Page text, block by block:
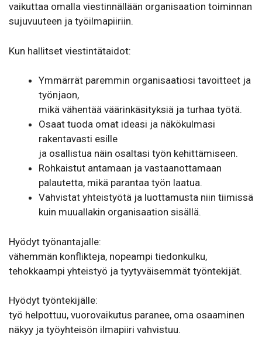
vaikuttaa omalla viestinnällään organisaation toiminnan
sujuvuuteen ja työilmapiiriin.
Kun hallitset viestintätaidot:
Ymmärrät paremmin organisaatiosi tavoitteet ja
työnjaon,
mikä vähentää väärinkäsityksiä ja turhaa työtä.
Osaat tuoda omat ideasi ja näkökulmasi
rakentavasti esille
ja osallistua näin osaltasi työn kehittämiseen.
Rohkaistut antamaan ja vastaanottamaan
palautetta, mikä parantaa työn laatua.
Vahvistat yhteistyötä ja luottamusta niin tiimissä
kuin muuallakin organisaation sisällä.
Hyödyt työnantajalle:
vähemmän konflikteja, nopeampi tiedonkulku,
tehokkaampi yhteistyö ja tyytyväisemmät työntekijät.
Hyödyt työntekijälle:
työ helpottuu, vuorovaikutus paranee, oma osaaminen
näkyy ja työyhteisön ilmapiiri vahvistuu.